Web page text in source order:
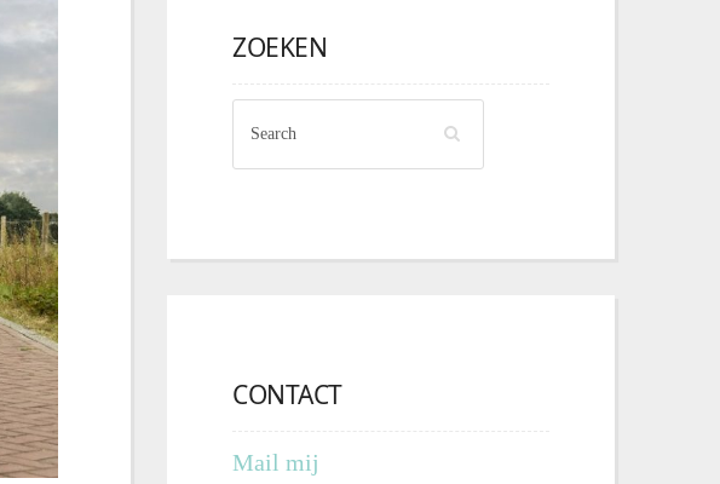
ZOEKEN
CONTACT
Mail mij